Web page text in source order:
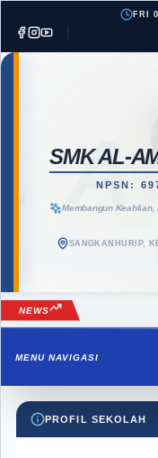
FRI
SMK AL-
NPSN:
Membangun Keahlian,
SANGKANHURIP,
NEWS
MENU NAVIGASI
PROFIL SEKOLAH